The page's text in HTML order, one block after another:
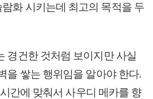
화 시키는데 최고의 목적을 두
경건한 것처럼 보이지만 사실
을 쌓는 행위임을 알아야 한다.
간에 맞춰서 사우디 메카를 향